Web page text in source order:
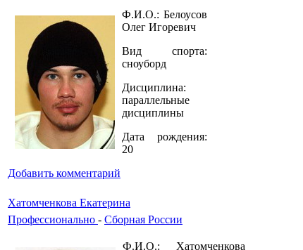
Ф.И.О.: Белоусов
Олег Игоревич
Вид спорта:
сноуборд
Дисциплина:
параллельные
дисциплины
Дата рождения:
20
Добавить комментарий
Хатомченкова Екатерина
Профессионально - Сборная России
Ф.И.О.: Хатомченкова